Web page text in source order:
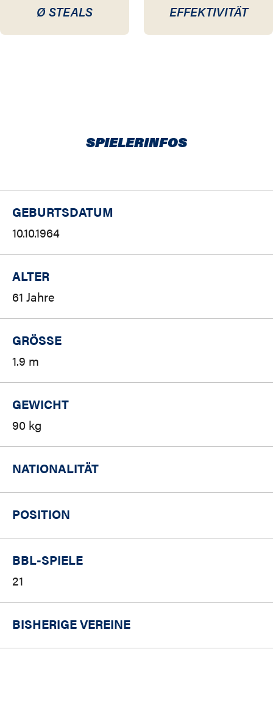
Ø STEALS EFFEKTIVITÄT
SPIELERINFOS
GEBURTSDATUM
10.10.1964
ALTER
61 Jahre
GRÖSSE
1.9 m
GEWICHT
90 kg
NATIONALITÄT
POSITION
BBL-SPIELE
21
BISHERIGE VEREINE